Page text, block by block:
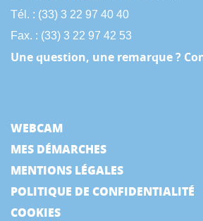
Tél. : (33) 3 22 97 40 40
Fax. : (33) 3 22 97 42 53
Une question, une remarque ?
WEBCAM
MES DÉMARCHES
MENTIONS LÉGALES
POLITIQUE DE CONFIDENTIALITÉ
COOKIES